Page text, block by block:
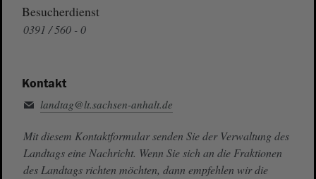
Besucherdienst
0391 / 560 - 0
Kontakt
landtag@lt.sachsen-anhalt.de
Mit diesem Kontaktformular senden Sie der Verwaltung des
Landtags eine Nachricht. Wenn Sie sich an die Fraktionen
des Landtags richten möchten, dann empfehlen wir die